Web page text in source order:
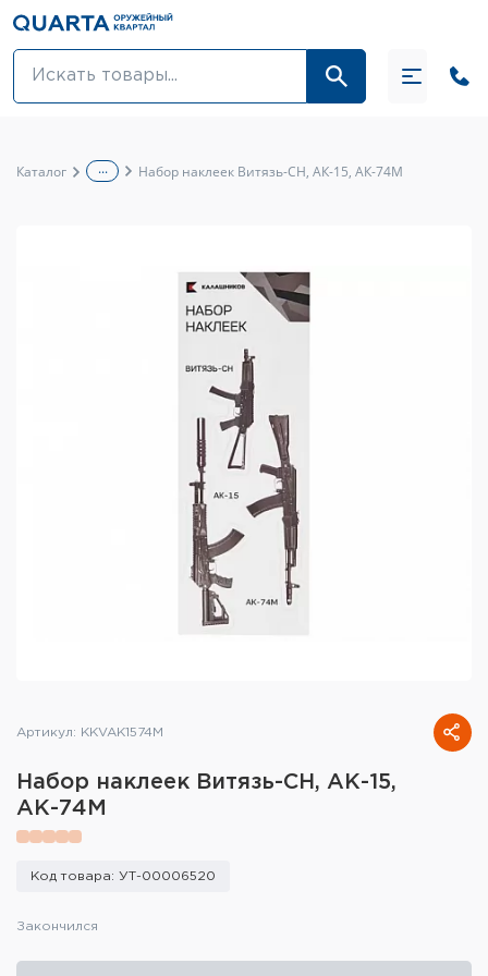
Оптовикам
Средства для ухода за оружием
Тюнинг оружия и ЗИП
Тактическое снаряжение
Высокоточная стрельба
Спортивная стрельба
Инструмент для заточки
Сумки и рюкзаки
Каталог ... Набор наклеек Витязь-СН, АК-15, АК-74М
Артикул: KKVAK1574M
Набор наклеек Витязь-СН, АК-15,
АК-74М
Код товара: УТ-00006520
Закончился